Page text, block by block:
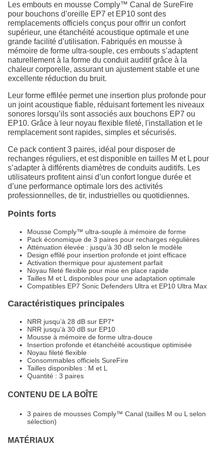
Les embouts en mousse Comply™ Canal de SureFire
pour bouchons d’oreille EP7 et EP10 sont des
remplacements officiels conçus pour offrir un confort
supérieur, une étanchéité acoustique optimale et une
grande facilité d’utilisation. Fabriqués en mousse à
mémoire de forme ultra-souple, ces embouts s’adaptent
naturellement à la forme du conduit auditif grâce à la
chaleur corporelle, assurant un ajustement stable et une
excellente réduction du bruit.
Leur forme effilée permet une insertion plus profonde pour
un joint acoustique fiable, réduisant fortement les niveaux
sonores lorsqu’ils sont associés aux bouchons EP7 ou
EP10. Grâce à leur noyau flexible fileté, l'installation et le
remplacement sont rapides, simples et sécurisés.
Ce pack contient 3 paires, idéal pour disposer de
rechanges réguliers, et est disponible en tailles M et L pour
s’adapter à différents diamètres de conduits auditifs. Les
utilisateurs profitent ainsi d’un confort longue durée et
d’une performance optimale lors des activités
professionnelles, de tir, industrielles ou quotidiennes.
Points forts
Mousse Comply™ ultra-souple à mémoire de forme
Pack économique de 3 paires pour recharges régulières
Atténuation élevée : jusqu’à 30 dB selon le modèle
Design effilé pour insertion profonde et joint efficace
Activation thermique pour ajustement parfait
Noyau fileté flexible pour mise en place rapide
Tailles M et L disponibles pour une adaptation optimale
Compatibles EP7 Sonic Defenders Ultra et EP10 Ultra Max
Caractéristiques principales
NRR jusqu’à 28 dB sur EP7*
NRR jusqu’à 30 dB sur EP10
Mousse à mémoire de forme ultra-douce
Insertion profonde et étanchéité acoustique optimisée
Noyau fileté flexible
Consommables officiels SureFire
Tailles disponibles : M et L
Quantité : 3 paires
CONTENU DE LA BOÎTE
3 paires de mousses Comply™ Canal (tailles M ou L selon
sélection)
MATÉRIAUX